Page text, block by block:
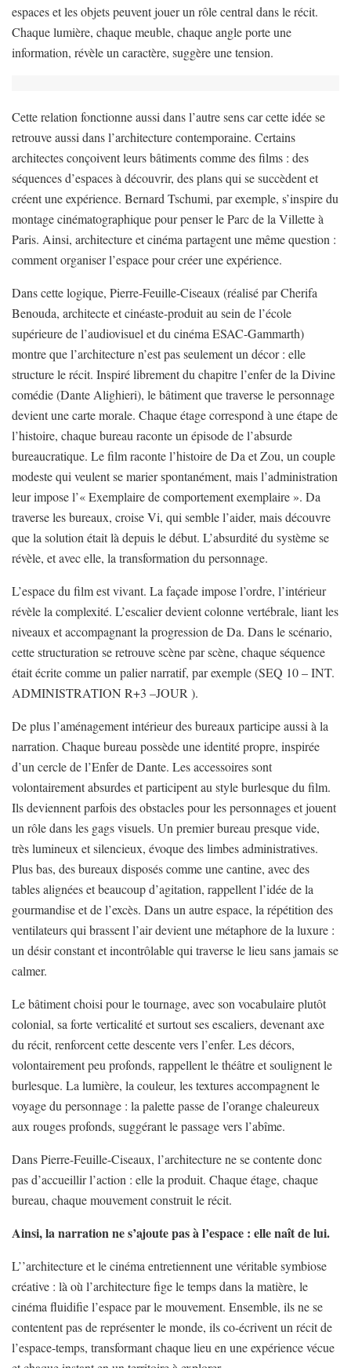
espaces et les objets peuvent jouer un rôle central dans le récit.
Chaque lumière, chaque meuble, chaque angle porte une
information, révèle un caractère, suggère une tension.
Cette relation fonctionne aussi dans l’autre sens car cette idée se
retrouve aussi dans l’architecture contemporaine. Certains
architectes conçoivent leurs bâtiments comme des films : des
séquences d’espaces à découvrir, des plans qui se succèdent et
créent une expérience. Bernard Tschumi, par exemple, s’inspire du
montage cinématographique pour penser le Parc de la Villette à
Paris. Ainsi, architecture et cinéma partagent une même question :
comment organiser l’espace pour créer une expérience.
Dans cette logique, Pierre-Feuille-Ciseaux (réalisé par Cherifa
Benouda, architecte et cinéaste-produit au sein de l’école
supérieure de l’audiovisuel et du cinéma ESAC-Gammarth)
montre que l’architecture n’est pas seulement un décor : elle
structure le récit. Inspiré librement du chapitre l’enfer de la Divine
comédie (Dante Alighieri), le bâtiment que traverse le personnage
devient une carte morale. Chaque étage correspond à une étape de
l’histoire, chaque bureau raconte un épisode de l’absurde
bureaucratique. Le film raconte l’histoire de Da et Zou, un couple
modeste qui veulent se marier spontanément, mais l’administration
leur impose l’« Exemplaire de comportement exemplaire ». Da
traverse les bureaux, croise Vi, qui semble l’aider, mais découvre
que la solution était là depuis le début. L’absurdité du système se
révèle, et avec elle, la transformation du personnage.
L’espace du film est vivant. La façade impose l’ordre, l’intérieur
révèle la complexité. L’escalier devient colonne vertébrale, liant les
niveaux et accompagnant la progression de Da. Dans le scénario,
cette structuration se retrouve scène par scène, chaque séquence
était écrite comme un palier narratif, par exemple (SEQ 10 – INT.
ADMINISTRATION R+3 –JOUR ).
De plus l’aménagement intérieur des bureaux participe aussi à la
narration. Chaque bureau possède une identité propre, inspirée
d’un cercle de l’Enfer de Dante. Les accessoires sont
volontairement absurdes et participent au style burlesque du film.
Ils deviennent parfois des obstacles pour les personnages et jouent
un rôle dans les gags visuels. Un premier bureau presque vide,
très lumineux et silencieux, évoque des limbes administratives.
Plus bas, des bureaux disposés comme une cantine, avec des
tables alignées et beaucoup d’agitation, rappellent l’idée de la
gourmandise et de l’excès. Dans un autre espace, la répétition des
ventilateurs qui brassent l’air devient une métaphore de la luxure :
un désir constant et incontrôlable qui traverse le lieu sans jamais se
calmer.
Le bâtiment choisi pour le tournage, avec son vocabulaire plutôt
colonial, sa forte verticalité et surtout ses escaliers, devenant axe
du récit, renforcent cette descente vers l’enfer. Les décors,
volontairement peu profonds, rappellent le théâtre et soulignent le
burlesque. La lumière, la couleur, les textures accompagnent le
voyage du personnage : la palette passe de l’orange chaleureux
aux rouges profonds, suggérant le passage vers l’abîme.
Dans Pierre-Feuille-Ciseaux, l’architecture ne se contente donc
pas d’accueillir l’action : elle la produit. Chaque étage, chaque
bureau, chaque mouvement construit le récit.
Ainsi, la narration ne s’ajoute pas à l’espace : elle naît de lui.
L’’architecture et le cinéma entretiennent une véritable symbiose
créative : là où l’architecture fige le temps dans la matière, le
cinéma fluidifie l’espace par le mouvement. Ensemble, ils ne se
contentent pas de représenter le monde, ils co-écrivent un récit de
l’espace-temps, transformant chaque lieu en une expérience vécue